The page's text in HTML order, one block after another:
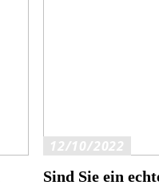
12/10/2022
Sind Sie ein